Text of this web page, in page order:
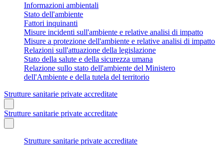
Informazioni ambientali
Stato dell'ambiente
Fattori inquinanti
Misure incidenti sull'ambiente e relative analisi di impatto
Misure a protezione dell'ambiente e relative analisi di impatto
Relazioni sull'attuazione della legislazione
Stato della salute e della sicurezza umana
Relazione sullo stato dell'ambiente del Ministero
dell'Ambiente e della tutela del territorio
Strutture sanitarie private accreditate
Strutture sanitarie private accreditate
Strutture sanitarie private accreditate